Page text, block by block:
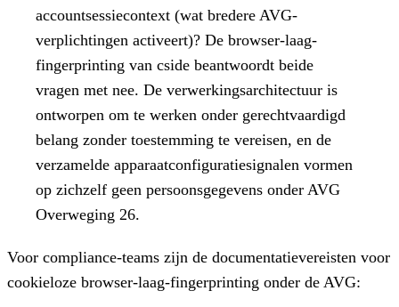
accountsessiecontext (wat bredere AVG-
verplichtingen activeert)? De browser-laag-
fingerprinting van cside beantwoordt beide
vragen met nee. De verwerkingsarchitectuur is
ontworpen om te werken onder gerechtvaardigd
belang zonder toestemming te vereisen, en de
verzamelde apparaatconfiguratiesignalen vormen
op zichzelf geen persoonsgegevens onder AVG
Overweging 26.
Voor compliance-teams zijn de documentatievereisten voor
cookieloze browser-laag-fingerprinting onder de AVG: